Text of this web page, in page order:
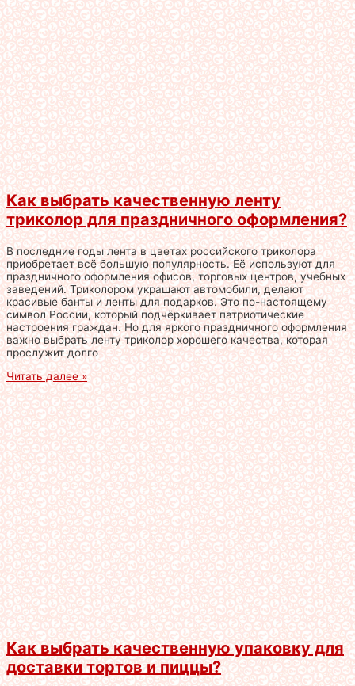
Как выбрать качественную ленту
триколор для праздничного оформления?
В последние годы лента в цветах российского триколора
приобретает всё большую популярность. Её используют для
праздничного оформления офисов, торговых центров, учебных
заведений. Триколором украшают автомобили, делают
красивые банты и ленты для подарков. Это по-настоящему
символ России, который подчёркивает патриотические
настроения граждан. Но для яркого праздничного оформления
важно выбрать ленту триколор хорошего качества, которая
прослужит долго
Читать далее »
Как выбрать качественную упаковку для
доставки тортов и пиццы?